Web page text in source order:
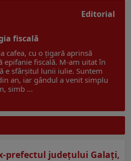
Editorial
fiscală
cafea, cu o țigară aprinsă
epifanie fiscală. M-am uitat în
e sfârșitul lunii iulie. Suntem
an, iar gândul a venit simplu
simb ...
prefectul judeţului Galaţi,